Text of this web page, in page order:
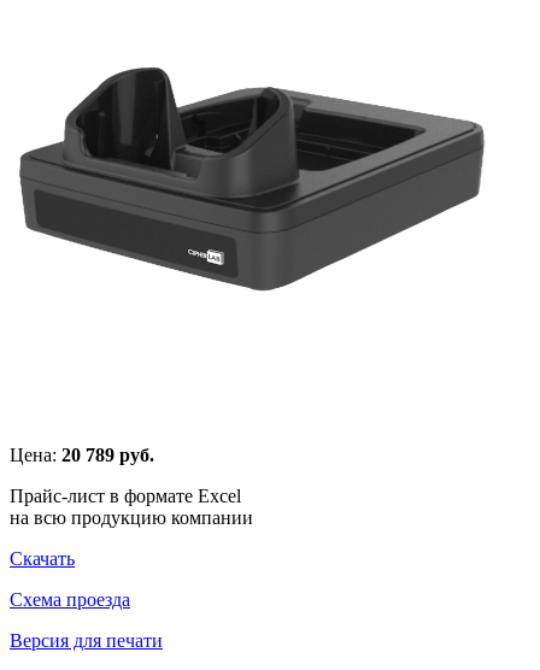
Цена: 20 789 руб.
Прайс-лист в формате Excel
на всю продукцию компании
Скачать
Схема проезда
Версия для печати